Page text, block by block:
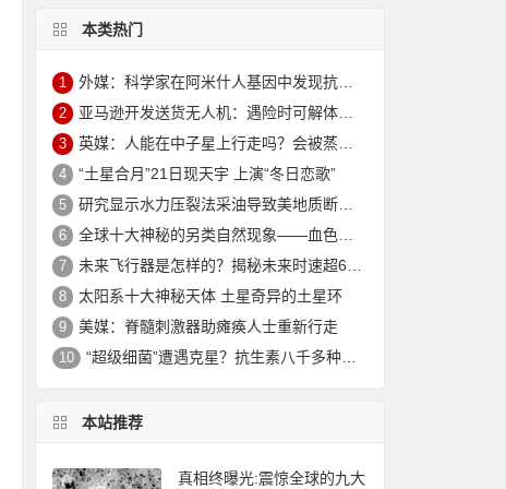
本类热门
1 外媒：科学家在阿米什人基因中发现抗衰老突变 可延寿10年
2 亚马逊开发送货无人机：遇险时可解体坠入安全地
3 英媒：人能在中子星上行走吗？会被蒸发电离
4 “土星合月”21日现天宇 上演“冬日恋歌”
5 研究显示水力压裂法采油导致美地质断层重新活跃
6 全球十大神秘的另类自然现象——血色瀑布_大火瀑布_磁山等！
7 未来飞行器是怎样的？揭秘未来时速超6000公里的飞行器
8 太阳系十大神秘天体 土星奇异的土星环
9 美媒：脊髓刺激器助瘫痪人士重新行走
10 “超级细菌”遭遇克星？抗生素八千多种新组合效果惊人
本站推荐
真相终曝光:震惊全球的九大